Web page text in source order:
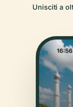
Unisciti a